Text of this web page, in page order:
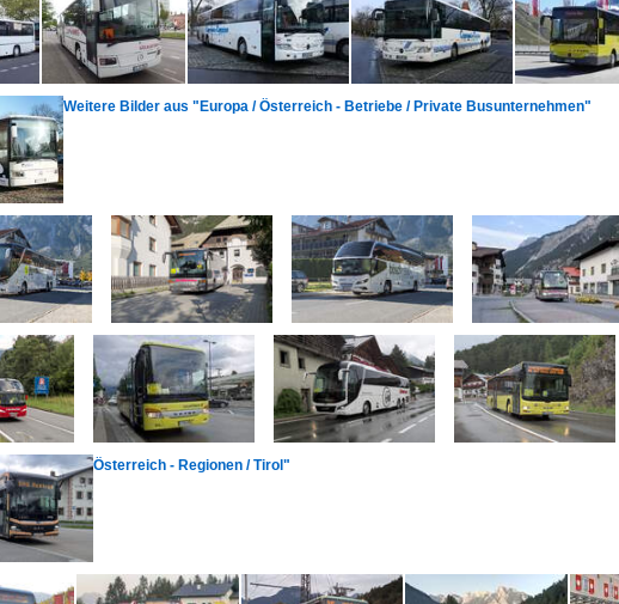
Weitere Bilder aus "Europa / Österreich - Betriebe / Private Busunternehmen"
Österreich - Regionen / Tirol"